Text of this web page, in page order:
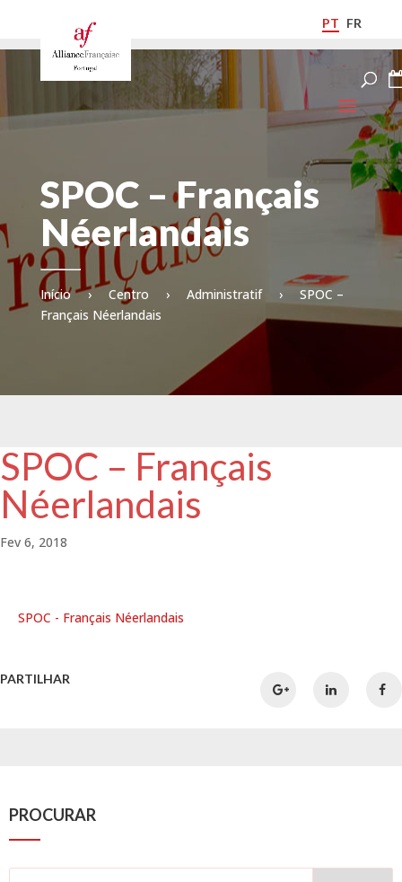
PT FR
SPOC – Français
Néerlandais
Início › Centro › Administratif ›
SPOC –
Français Néerlandais
SPOC – Français
Néerlandais
Fev 6, 2018
SPOC - Français Néerlandais
PARTILHAR
PROCURAR